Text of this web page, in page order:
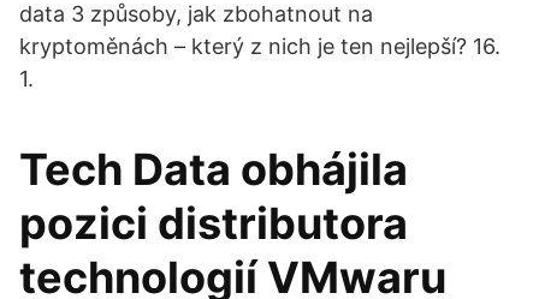
data 3 způsoby, jak zbohatnout na
kryptoměnách – který z nich je ten nejlepší? 16.
1.
Tech Data obhájila
pozici distributora
technologií VMwaru